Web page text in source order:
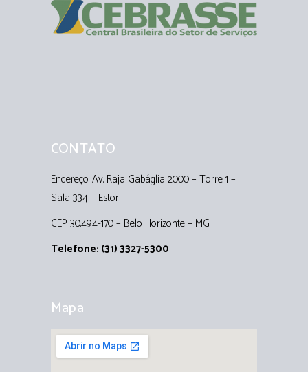
CONTATO
Endereço: Av. Raja Gabáglia 2000 – Torre 1 –
Sala 334 – Estoril
CEP 30.494-170 – Belo Horizonte – MG.
Telefone: (31) 3327-5300
Mapa